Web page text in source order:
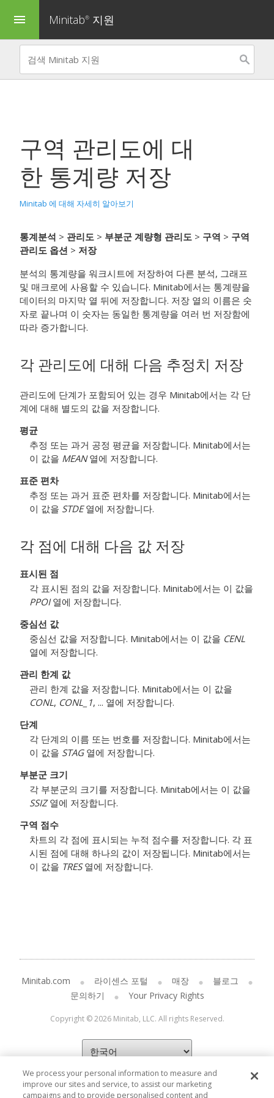
menu Minitab® 지원
구역 관리도에 대
한 통계량 저장
Minitab 에 대해 자세히 알아보기
통계분석 > 관리도 > 부분군 계량형 관리도 > 구역 > 구역
관리도 옵션 > 저장
분석의 통계량을 워크시트에 저장하여 다른 분석, 그래프
및 매크로에 사용할 수 있습니다. Minitab에서는 통계량을
데이터의 마지막 열 뒤에 저장합니다. 저장 열의 이름은 숫
자로 끝나며 이 숫자는 동일한 통계량을 여러 번 저장함에
따라 증가합니다.
각 관리도에 대해 다음 추정치 저장
관리도에 단계가 포함되어 있는 경우 Minitab에서는 각 단
계에 대해 별도의 값을 저장합니다.
평균
추정 또는 과거 공정 평균을 저장합니다. Minitab에서는
이 값을 MEAN열에 저장합니다.
표준 편차
추정 또는 과거 표준 편차를 저장합니다. Minitab에서는
이 값을 STDE열에 저장합니다.
각 점에 대해 다음 값 저장
표시된 점
각 표시된 점의 값을 저장합니다. Minitab에서는 이 값을
PPOI열에 저장합니다.
중심선 값
중심선 값을 저장합니다. Minitab에서는 이 값을 CENL
열에 저장합니다.
관리 한계 값
관리 한계 값을 저장합니다. Minitab에서는 이 값을
CONL, CONL_1, ... 열에 저장합니다.
단계
각 단계의 이름 또는 번호를 저장합니다. Minitab에서는
이 값을 STAG열에 저장합니다.
부분군 크기
각 부분군의 크기를 저장합니다. Minitab에서는 이 값을
SSIZ열에 저장합니다.
구역 점수
차트의 각 점에 표시되는 누적 점수를 저장합니다. 각 표
시된 점에 대해 하나의 값이 저장됩니다. Minitab에서는
이 값을 TRES열에 저장합니다.
Minitab.com 라이센스 포털 매장
블로그
문의하기
Your Privacy Rights
Copyright © 2026 Minitab, LLC. All rights Reserved.
We process your personal information to measure and
improve our sites and service, to assist our marketing
campaigns and to provide personalised content and